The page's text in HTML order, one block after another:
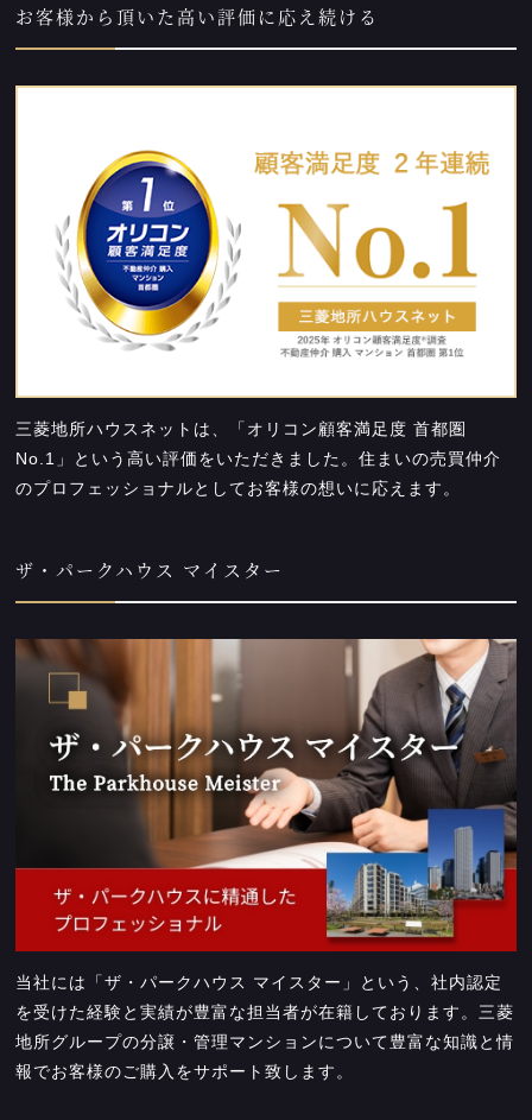
お客様から頂いた高い評価に応え続ける
三菱地所ハウスネットは、「オリコン顧客満足度 首都圏
No.1」という高い評価をいただきました。住まいの売買仲介
のプロフェッショナルとしてお客様の想いに応えます。
ザ・パークハウス マイスター
当社には「ザ・パークハウス マイスター」という、社内認定
を受けた経験と実績が豊富な担当者が在籍しております。三菱
地所グループの分譲・管理マンションについて豊富な知識と情
報でお客様のご購入をサポート致します。